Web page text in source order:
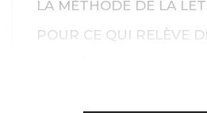
LA MÉTHODE DE LA
POUR CE QUI RELÈVE